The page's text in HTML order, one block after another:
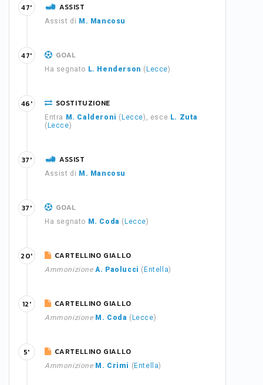
ASSIST
Assist di M. Mancosu
47'
GOAL
Ha segnato L. Henderson ( Lecce)
47'
SOSTITUZIONE
Entra M. Calderoni ( Lecce), esce L. Zuta
( Lecce)
46'
ASSIST
Assist di M. Mancosu
37'
GOAL
Ha segnato M. Coda ( Lecce)
37'
CARTELLINO GIALLO
Ammonizione A. Paolucci ( Entella)
20'
CARTELLINO GIALLO
Ammonizione M. Coda ( Lecce)
12'
CARTELLINO GIALLO
Ammonizione M. Crimi ( Entella)
5'